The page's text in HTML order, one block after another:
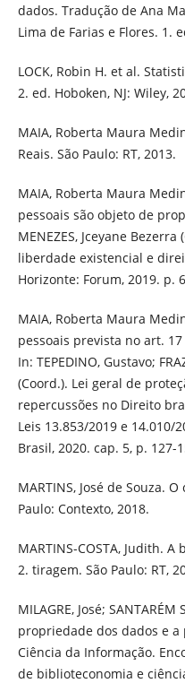
dados. Tradução de Ana
Lima de Farias e Flores. 1.
LOCK, Robin H. et al.
2. ed. Hoboken, NJ: Wiley,
MAIA, Roberta Maura
Reais. São Paulo: RT, 2013.
MAIA, Roberta Maura
pessoais são objeto de
MENEZES, Jceyane
liberdade existencial e
Horizonte: Forum, 2019. p.
MAIA, Roberta Maura
pessoais prevista no art.
In: TEPEDINO, Gustavo;
(Coord.). Lei geral de
repercussões no Direito
Leis 13.853/2019 e 14.010/
Brasil, 2020. cap. 5, p. 127-
MARTINS, José de Souza.
Paulo: Contexto, 2018.
MARTINS-COSTA, Judith.
2. tiragem. São Paulo: RT,
MILAGRE, José;
propriedade dos dados e
Ciência da Informação.
de biblioteconomia e